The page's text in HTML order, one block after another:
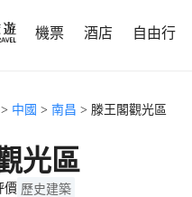
機票 酒店 自由行
> 中國 > 南昌 > 滕王閣觀光區
光區
價 歷史建築